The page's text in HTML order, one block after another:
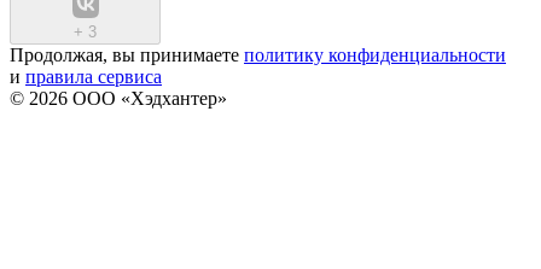
+ 3
Продолжая, вы принимаете политику конфиденциальности
и правила сервиса
© 2026 ООО «Хэдхантер»